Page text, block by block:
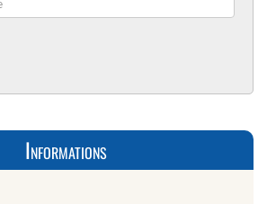
Informations